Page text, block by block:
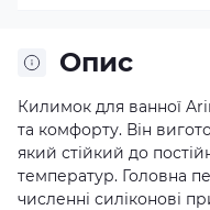
Опис
Килимок для ванної
та комфорту. Він
який стійкий до
температур. Головна
численні силіконові